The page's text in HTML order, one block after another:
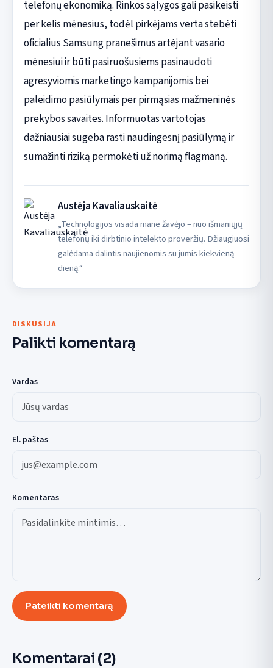
telefonų ekonomiką. Rinkos sąlygos gali pasikeisti
per kelis mėnesius, todėl pirkėjams verta stebėti
oficialius Samsung pranešimus artėjant vasario
mėnesiui ir būti pasiruošusiems pasinaudoti
agresyviomis marketingo kampanijomis bei
paleidimo pasiūlymais per pirmąsias mažmeninės
prekybos savaites. Informuotas vartotojas
dažniausiai sugeba rasti naudingesnį pasiūlymą ir
sumažinti riziką permokėti už norimą flagmaną.
Austėja Kavaliauskaitė
„Technologijos visada mane žavėjo – nuo išmaniųjų
telefonų iki dirbtinio intelekto proveržių. Džiaugiuosi
galėdama dalintis naujienomis su jumis kiekvieną
dieną.“
DISKUSIJA
Palikti komentarą
Vardas
El. paštas
Komentaras
Pateikti komentarą
Komentarai (2)